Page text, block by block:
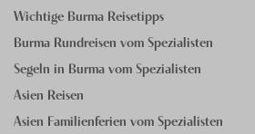
Wichtige Burma Reisetipps
Burma Rundreisen vom Spezialisten
Segeln in Burma vom Spezialisten
Asien Reisen
Asien Familienferien vom Spezialisten